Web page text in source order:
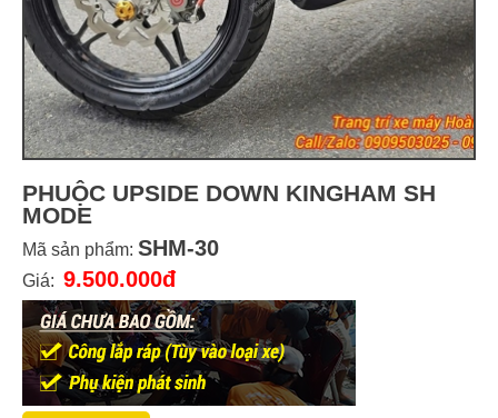
PHUỘC UPSIDE DOWN KINGHAM SH
MODE
Mã sản phẩm: SHM-30
Giá: 9.500.000đ